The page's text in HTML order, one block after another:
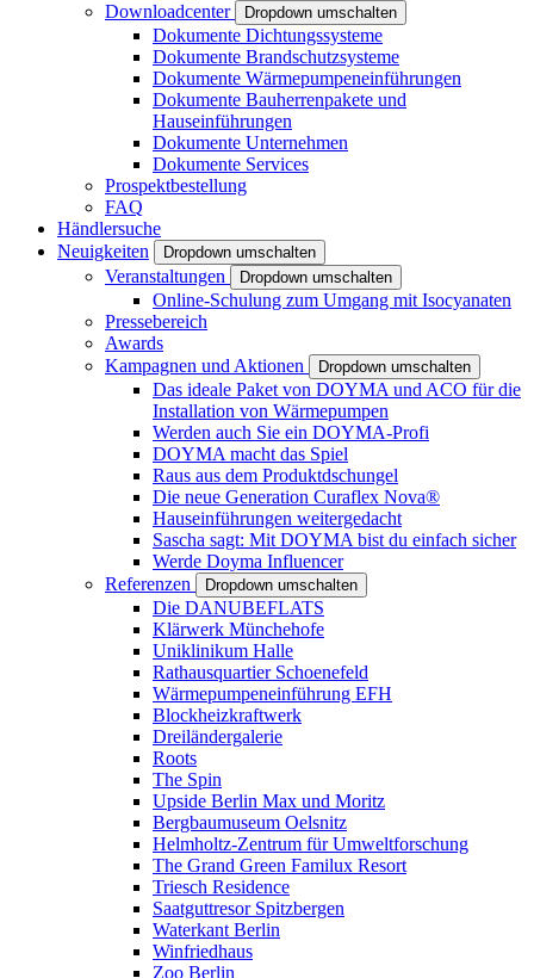
Downloadcenter
Dropdown umschalten
Dokumente Dichtungssysteme
Dokumente Brandschutzsysteme
Dokumente Wärmepumpeneinführungen
Dokumente Bauherrenpakete und
Hauseinführungen
Dokumente Unternehmen
Dokumente Services
Prospektbestellung
FAQ
Händlersuche
Neuigkeiten
Dropdown umschalten
Veranstaltungen Dropdown umschalten
Online-Schulung zum Umgang mit Isocyanaten
Pressebereich
Awards
Kampagnen und Aktionen
Dropdown umschalten
Das ideale Paket von DOYMA und ACO für die
Installation von Wärmepumpen
Werden auch Sie ein DOYMA-Profi
DOYMA macht das Spiel
Raus aus dem Produktdschungel
Die neue Generation Curaflex Nova®
Hauseinführungen weitergedacht
Sascha sagt: Mit DOYMA bist du einfach sicher
Werde Doyma Influencer
Referenzen
Dropdown umschalten
Die DANUBEFLATS
Klärwerk Münchehofe
Uniklinikum Halle
Rathausquartier Schoenefeld
Wärmepumpeneinführung EFH
Blockheizkraftwerk
Dreiländergalerie
Roots
The Spin
Upside Berlin Max und Moritz
Bergbaumuseum Oelsnitz
Helmholtz-Zentrum für Umweltforschung
The Grand Green Familux Resort
Triesch Residence
Saatguttresor Spitzbergen
Waterkant Berlin
Winfriedhaus
Zoo Berlin